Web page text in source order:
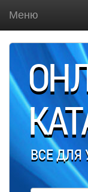
Меню
ВСЕ ДЛЯ